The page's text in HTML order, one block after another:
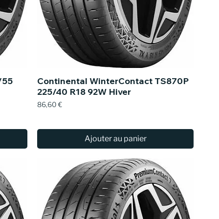
Continental WinterContact TS870P
225/40 R18 92W Hiver
Prix
86,60 €
Ajouter au panier